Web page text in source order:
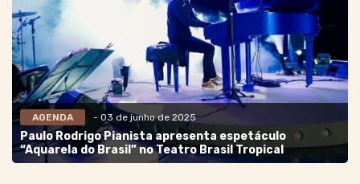
AGENDA - 03 de junho de 2025
Paulo Rodrigo Pianista apresenta espetáculo
“Aquarela do Brasil” no Teatro Brasil Tropical